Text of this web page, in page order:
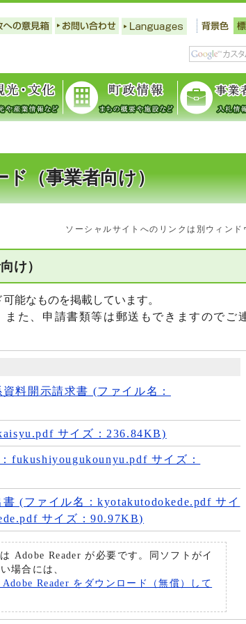
ド（事業者向け）
ソーシャルサイトへのリンクは別ウィンド
け）
能なものを掲載しています。
た、申請書類等は郵送もできますのでご
料開示請求書 (ファイル名：
サイズ：236.84KB)
fukushiyougukounyu.pdf サイズ：
(ファイル名：kyotakutodokede.pdf サイ
サイズ：90.97KB)
Adobe Reader が必要です。同ソフトがイ
場合には、
Reader をダウンロード（無償）して